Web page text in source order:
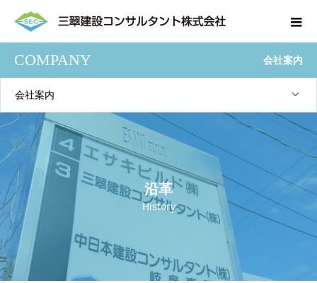
COMPANY 会社案内
会社案内
沿革
History